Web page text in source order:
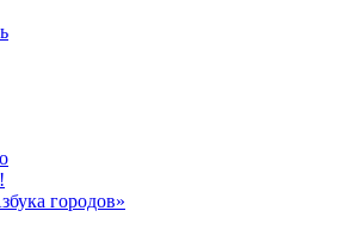
городов»